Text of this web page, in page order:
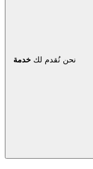
نحن نُقدم لك خدمة